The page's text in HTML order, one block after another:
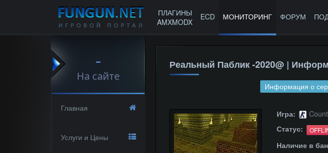
ПЛАГИНЫ
AMXMODX
ECD МОНИТОРИНГ ФОРУМ
-
На сайте
Главная
Услуги и Цены
Реальный Паблик -2020@ |
Информация о
Игра:
Статус:
Наличие в